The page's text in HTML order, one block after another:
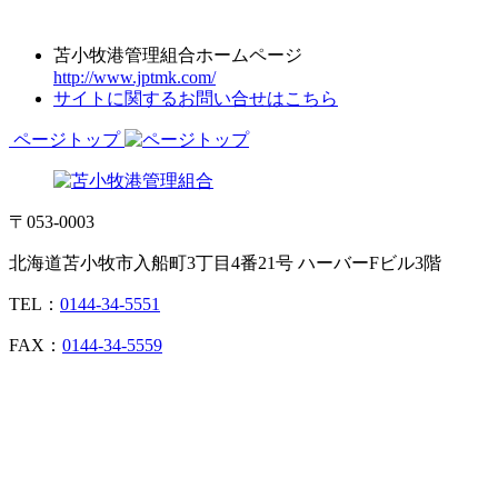
苫小牧港管理組合ホームページ
http://www.jptmk.com/
サイトに関するお問い合せはこちら
ページトップ
〒053-0003
北海道苫小牧市入船町3丁目4番21号 ハーバーFビル3階
TEL： 0144-34-5551
FAX： 0144-34-5559